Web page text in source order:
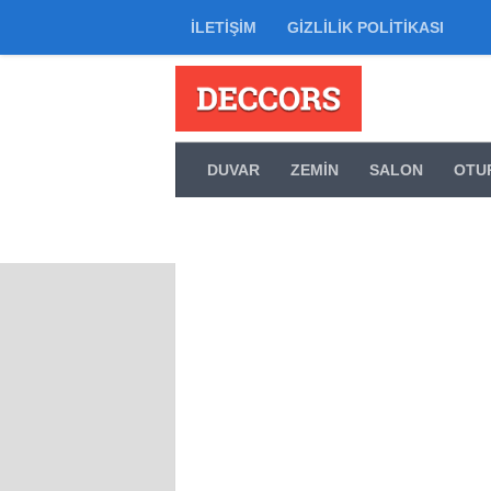
İLETIŞIM GIZLILIK POLITIKASI
DUVAR ZEMIN SALON